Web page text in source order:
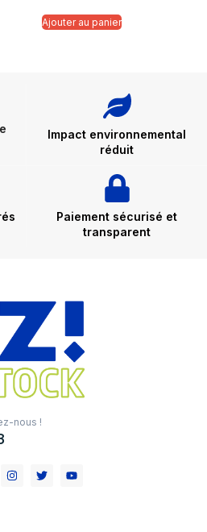
Ajouter au panier
Impact environnemental
réduit
Paiement sécurisé et
transparent
nous !